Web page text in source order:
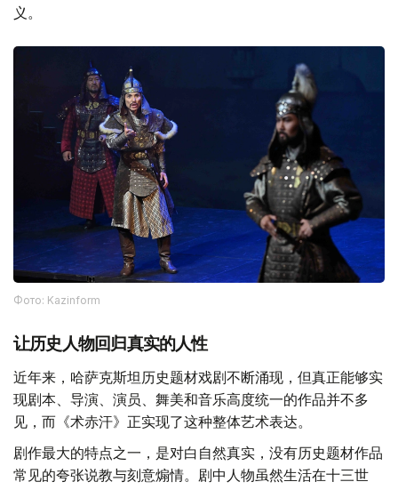
并给予高度评价，也进一步凸显了这部作品的重要社会意
让历史人物回归真实的人性
近年来，哈萨克斯坦历史题材戏剧不断涌现，但真正能够实
现剧本、导演、演员、舞美和音乐高度统一的作品并不多
见，而《术赤汗》正实现了这种整体艺术表达。
剧作最大的特点之一，是对白自然真实，没有历史题材作品